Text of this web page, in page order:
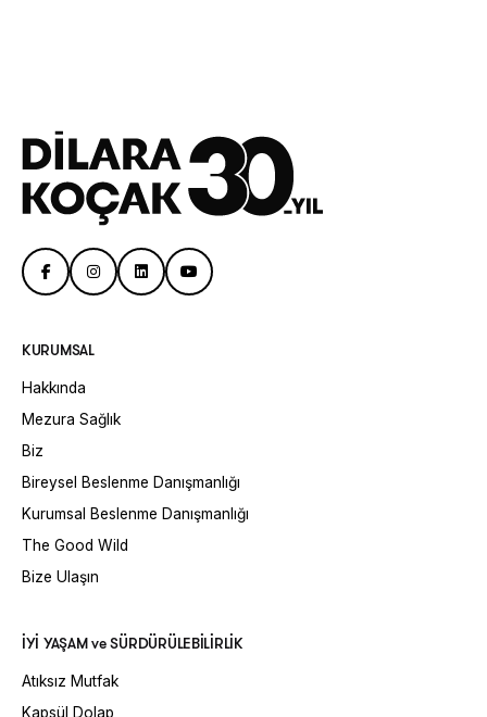
KURUMSAL
Hakkında
Mezura Sağlık
Biz
Bireysel Beslenme Danışmanlığı
Kurumsal Beslenme Danışmanlığı
The Good Wild
Bize Ulaşın
İYİ YAŞAM ve SÜRDÜRÜLEBİLİRLİK
Atıksız Mutfak
Kapsül Dolap